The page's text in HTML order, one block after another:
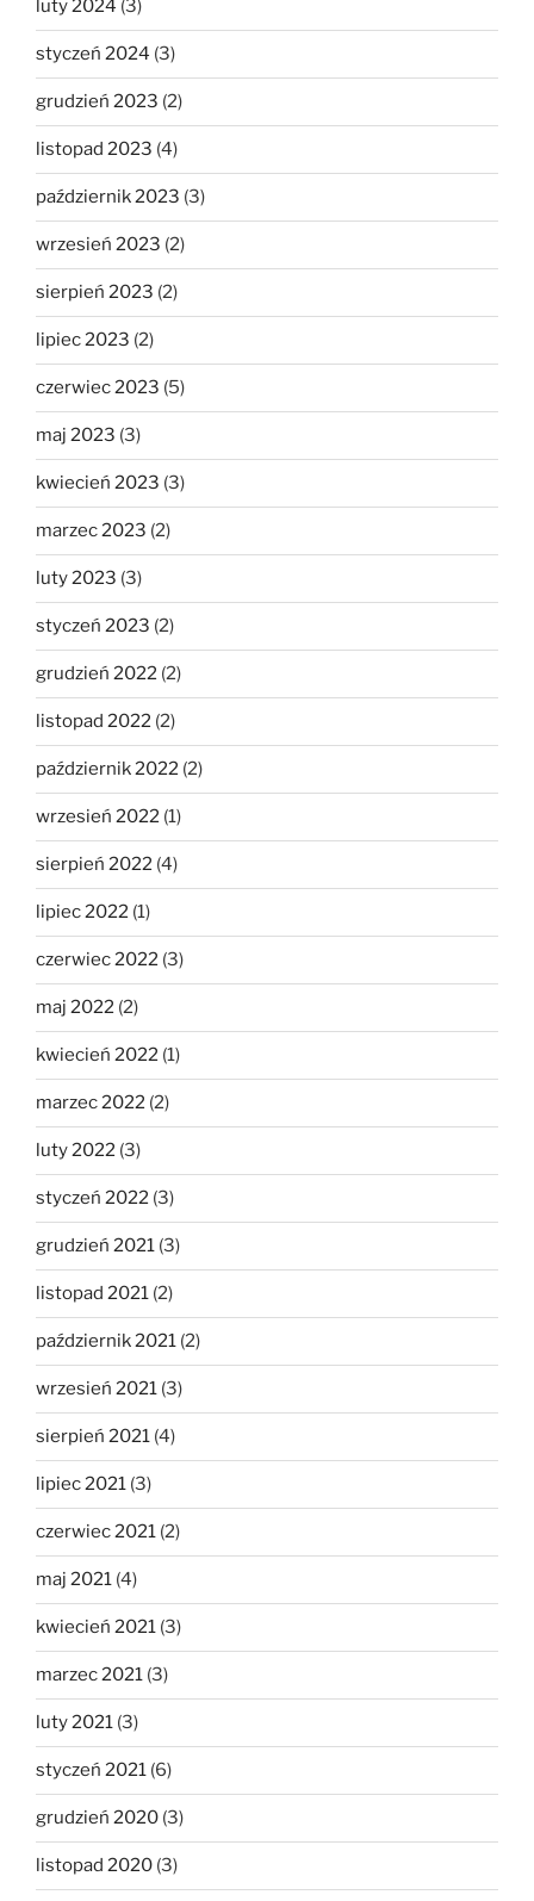
luty 2024 (3)
styczeń 2024 (3)
grudzień 2023 (2)
listopad 2023 (4)
październik 2023 (3)
wrzesień 2023 (2)
sierpień 2023 (2)
lipiec 2023 (2)
czerwiec 2023 (5)
maj 2023 (3)
kwiecień 2023 (3)
marzec 2023 (2)
luty 2023 (3)
styczeń 2023 (2)
grudzień 2022 (2)
listopad 2022 (2)
październik 2022 (2)
wrzesień 2022 (1)
sierpień 2022 (4)
lipiec 2022 (1)
czerwiec 2022 (3)
maj 2022 (2)
kwiecień 2022 (1)
marzec 2022 (2)
luty 2022 (3)
styczeń 2022 (3)
grudzień 2021 (3)
listopad 2021 (2)
październik 2021 (2)
wrzesień 2021 (3)
sierpień 2021 (4)
lipiec 2021 (3)
czerwiec 2021 (2)
maj 2021 (4)
kwiecień 2021 (3)
marzec 2021 (3)
luty 2021 (3)
styczeń 2021 (6)
grudzień 2020 (3)
listopad 2020 (3)